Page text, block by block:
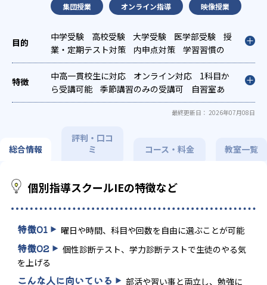
集団授業 オンライン指導 映像授業
中学受験 高校受験 大学受験 医学部受験
授
業・定期テスト対策
内申点対策
学習習慣の
定着
総合型選抜(旧AO)対策
推薦入試対策
学校別特化対策
国公立大対策 私大対策
共通
テスト対策
英検(英語検定)対策
漢検(漢字検
定)対策
数学特化対策 その他科目別特化対策
中高一貫校生に対応 オンライン対応
1科目か
ら受講可能
季節講習のみの受講可
自習室あ
り
最終更新日： 2026年07月08日
総合情報
評判・口コ
ミ
コース・料金 教室一覧
個別指導スクールIEの特徴など
特徴01 曜日や時間、科目や回数を自由に選ぶことが可能
特徴02
個性診断テスト、学力診断テストで生徒のやる気
を上げる
こんな人に向いている 部活や習い事と両立し、勉強に